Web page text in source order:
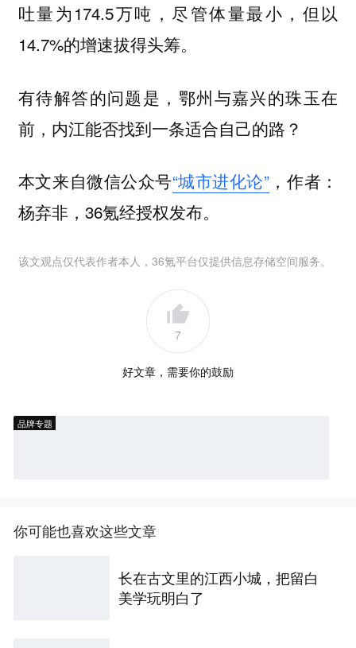
吐量为174.5万吨，尽管体量最小，但以
14.7%的增速拔得头筹。
有待解答的问题是，鄂州与嘉兴的珠玉在
前，内江能否找到一条适合自己的路？
本文来自微信公众号“城市进化论”，作者：
杨弃非，36氪经授权发布。
该文观点仅代表作者本人，36氪平台仅提供信息存储空间服务。
7
好文章，需要你的鼓励
品牌专题
你可能也喜欢这些文章
长在古文里的江西小城，把留白
美学玩明白了